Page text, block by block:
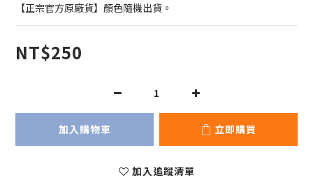
【正宗官方原廠貨】顏色隨機出貨。
NT$250
加入購物車 立即購買
加入追蹤清單